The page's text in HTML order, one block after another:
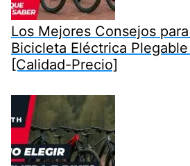
Los Mejores Consejos
Bicicleta Eléctrica
[Calidad-Precio]